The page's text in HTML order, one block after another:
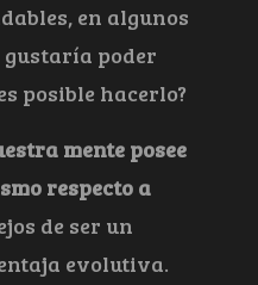
en algunos
gustaría poder
posible hacerlo?
mente posee
respecto a
de ser un
evolutiva.